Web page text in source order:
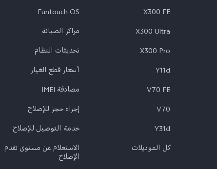
X300 FE
X300 Ultra
X300 Pro
Y11d
V70 FE
V70
Y31d
كل الموديلات
Funtouch OS
مراكز الصيانة
تحديثات النظام
أسعار قطع الغيار
مصادقة IMEI
إجراء حجز للإصلاح
خدمة التوصيل للإصلاح
الاستعلام عن مستوى تقدم
الإصلاح